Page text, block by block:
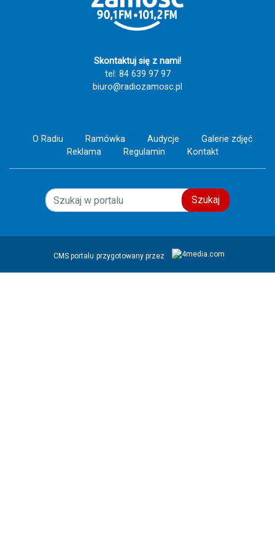
Skontaktuj się z nami!
tel: 84 639 97 97
biuro@radiozamosc.pl
O Radiu Ramówka Audycje
Galerie zdjęć
Reklama
Regulamin Kontakt
Szukaj
CMS portalu przygotowany przez